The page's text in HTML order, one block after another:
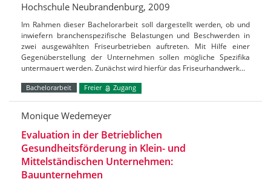
Hochschule Neubrandenburg, 2009
Im Rahmen dieser Bachelorarbeit soll dargestellt werden, ob und
inwiefern branchenspezifische Belastungen und Beschwerden in
zwei ausgewählten Friseurbetrieben auftreten. Mit Hilfe einer
Gegenüberstellung der Unternehmen sollen mögliche Spezifika
untermauert werden. Zunächst wird hierfür das Friseurhandwerk…
Bachelorarbeit Freier Zugang
Monique Wedemeyer
Evaluation in der Betrieblichen
Gesundheitsförderung in Klein- und
Mittelständischen Unternehmen:
Bauunternehmen